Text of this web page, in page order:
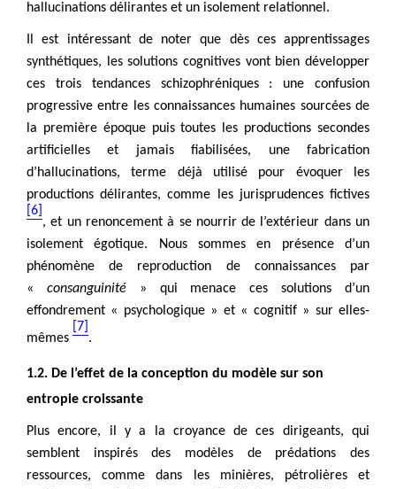
hallucinations délirantes et un isolement relationnel.
Il est intéressant de noter que dès ces apprentissages
synthétiques, les solutions cognitives vont bien développer
ces trois tendances schizophréniques : une confusion
progressive entre les connaissances humaines sourcées de
la première époque puis toutes les productions secondes
artificielles et jamais fiabilisées, une fabrication
d’hallucinations, terme déjà utilisé pour évoquer les
productions délirantes, comme les jurisprudences fictives
[6]
, et un renoncement à se nourrir de l’extérieur dans un
isolement égotique. Nous sommes en présence d’un
phénomène de reproduction de connaissances par
« consanguinité» qui menace ces solutions d’un
effondrement « psychologique » et « cognitif » sur elles-
mêmes
[7]
.
1.2. De l’effet de la conception du modèle sur son
entropie croissante
Plus encore, il y a la croyance de ces dirigeants, qui
semblent inspirés des modèles de prédations des
ressources, comme dans les minières, pétrolières et